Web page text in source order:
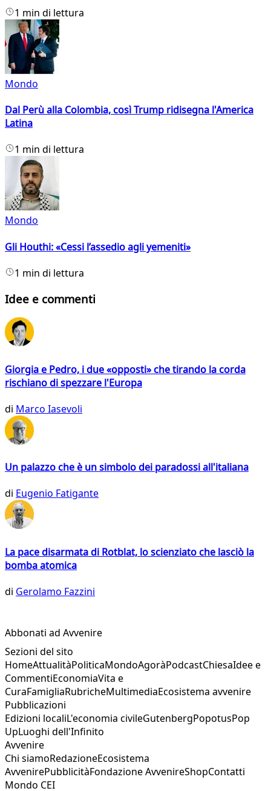
1 min di lettura
Mondo
Dal Perù alla Colombia, così Trump ridisegna l'America
Latina
1 min di lettura
Mondo
Gli Houthi: «Cessi l’assedio agli yemeniti»
1 min di lettura
Idee e commenti
Giorgia e Pedro, i due «opposti» che tirando la corda
rischiano di spezzare l'Europa
di Marco Iasevoli
Un palazzo che è un simbolo dei paradossi all'italiana
di Eugenio Fatigante
La pace disarmata di Rotblat, lo scienziato che lasciò la
bomba atomica
di Gerolamo Fazzini
Abbonati ad Avvenire
Sezioni del sito
HomeAttualitàPoliticaMondoAgoràPodcastChiesaIdee e
CommentiEconomiaVita e
CuraFamigliaRubricheMultimediaEcosistema avvenire
Pubblicazioni
Edizioni localiL'economia civileGutenbergPopotusPop
UpLuoghi dell'Infinito
Avvenire
Chi siamoRedazioneEcosistema
AvvenirePubblicitàFondazione AvvenireShopContatti
Mondo CEI